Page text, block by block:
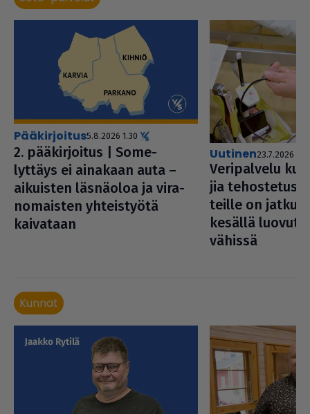
pääkirjoitus5.8.2026 1.30
2. pää­kir­joi­tus | Some-
lyttäys ei ainakaan auta –
aikuisten läsnäoloa ja vira­
no­mais­ten yhteis­työtä
kaivataan
uutinen23.7.2026
Veri­pal­velu
jia
teille on
kesällä
vähissä
Kunnat